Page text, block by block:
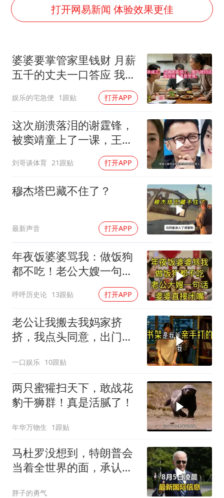
“China Cool”成海外热词
房主任回应争议
宇树科技王兴兴身家有望超200亿元
中国养老床位“三连降”
哪吒汽车南宁工厂设备降价20%拍卖
奋进开新局 实干挑大梁
打开网易新闻 体验效果更佳
婆婆要掌管家里钱财 月薪
五千的丈夫一口答应 我拒
娱乐的宅急便 1跟贴 打开APP
这次崩溃落泪的谢霆锋，
被窦靖童上了一课，王菲
刘哥谈体育 21跟贴 打开APP
穆杰塔巴藏不住了？
最新声音 打开APP
年夜饭婆婆骂我：做饭狗
都不吃！老公大嫂一句
呼呼历史论 13跟贴 打开APP
老公让我搬去我妈家挤
挤，我点头同意，出门时
把车钥匙
一口娱乐 10跟贴
两只蜜獾扫天下，敢战花
豹干狮群！真是活腻了！
年华万物生 1跟贴
马杜罗没想到，特朗普会
当着全世界的面，承认一
胖子的勇气